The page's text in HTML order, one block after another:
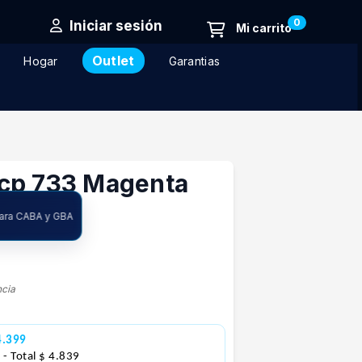
Iniciar sesión 0
Hogar Outlet Garantias
733 Magenta
- Total $ 4.839
CABA y GBA